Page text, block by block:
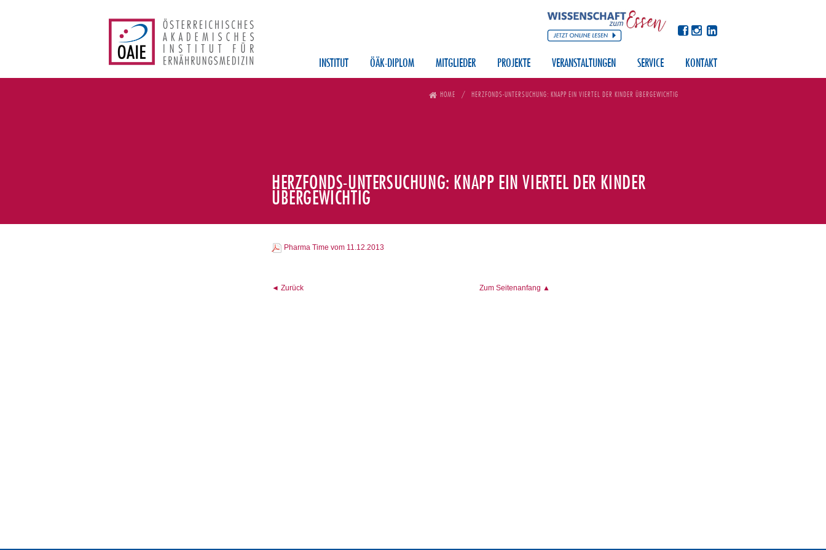
INSTITUT ÖÄK-DIPLOM MITGLIEDER PROJEKTE VERANSTALTUNGEN SERVICE KONTAKT
HOME HERZFONDS-UNTERSUCHUNG: KNAPP EIN VIERTEL DER KINDER ÜBERGEWICHTIG
HERZFONDS-UNTERSUCHUNG: KNAPP EIN VIERTEL DER KINDER
ÜBERGEWICHTIG
Pharma Time vom 11.12.2013
◄ Zurück Zum Seitenanfang ▲